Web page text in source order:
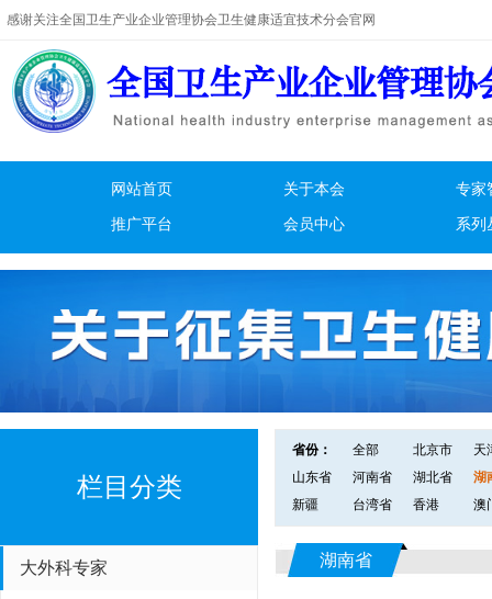
感谢关注全国卫生产业企业管理协会卫生健康适宜技术分会官网
网站首页 关于本会 专家
推广平台 会员中心 系列
栏目分类
大外科专家
省份： 全部 北京市
天
山东省
河南省 湖北省
湖
新疆
台湾省 香港 澳
湖南省